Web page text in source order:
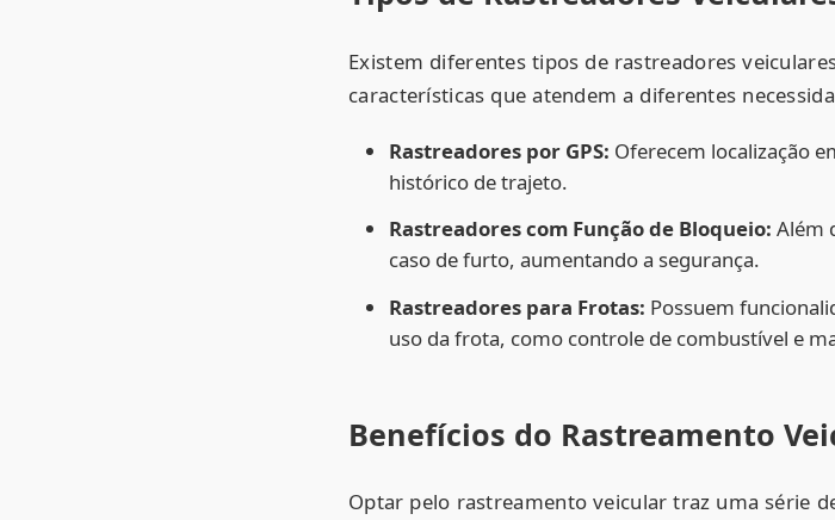
Existem diferentes tipos de rastreadores
características que atendem a diferentes
Rastreadores por GPS: Oferecem localização
histórico de trajeto.
Rastreadores com Função de Bloqueio: Além
caso de furto, aumentando a segurança.
Rastreadores para Frotas: Possuem
uso da frota, como controle de combustível e
Benefícios do Rastreamento
Optar pelo rastreamento veicular traz uma série